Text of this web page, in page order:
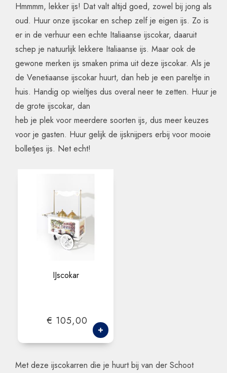
Hmmmm, lekker ijs! Dat valt altijd goed, zowel bij jong als
oud. Huur onze ijscokar en schep zelf je eigen ijs. Zo is
er in de verhuur een echte Italiaanse ijscokar, daaruit
schep je natuurlijk lekkere Italiaanse ijs. Maar ook de
gewone merken ijs smaken prima uit deze ijscokar. Als je
de Venetiaanse ijscokar huurt, dan heb je een pareltje in
huis. Handig op wieltjes dus overal neer te zetten. Huur je
de grote ijscokar, dan
heb je plek voor meerdere soorten ijs, dus meer keuzes
voor je gasten. Huur gelijk de ijsknijpers erbij voor mooie
bolletjes ijs. Net echt!
IJscokar
€ 105,00
Met deze ijscokarren die je huurt bij van der Schoot